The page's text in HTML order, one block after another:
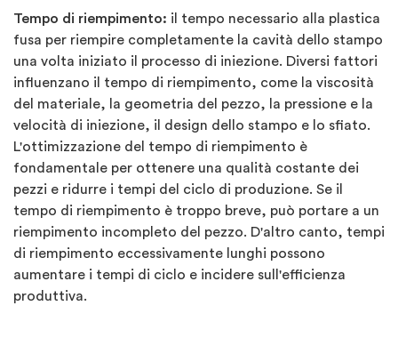
Tempo di riempimento: il tempo necessario alla plastica
fusa per riempire completamente la cavità dello stampo
una volta iniziato il processo di iniezione. Diversi fattori
influenzano il tempo di riempimento, come la viscosità
del materiale, la geometria del pezzo, la pressione e la
velocità di iniezione, il design dello stampo e lo sfiato.
L'ottimizzazione del tempo di riempimento è
fondamentale per ottenere una qualità costante dei
pezzi e ridurre i tempi del ciclo di produzione. Se il
tempo di riempimento è troppo breve, può portare a un
riempimento incompleto del pezzo. D'altro canto, tempi
di riempimento eccessivamente lunghi possono
aumentare i tempi di ciclo e incidere sull'efficienza
produttiva.